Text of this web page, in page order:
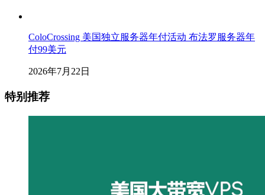
ColoCrossing 美国独立服务器年付活动 布法罗服务器年
付99美元
2026年7月22日
特别推荐